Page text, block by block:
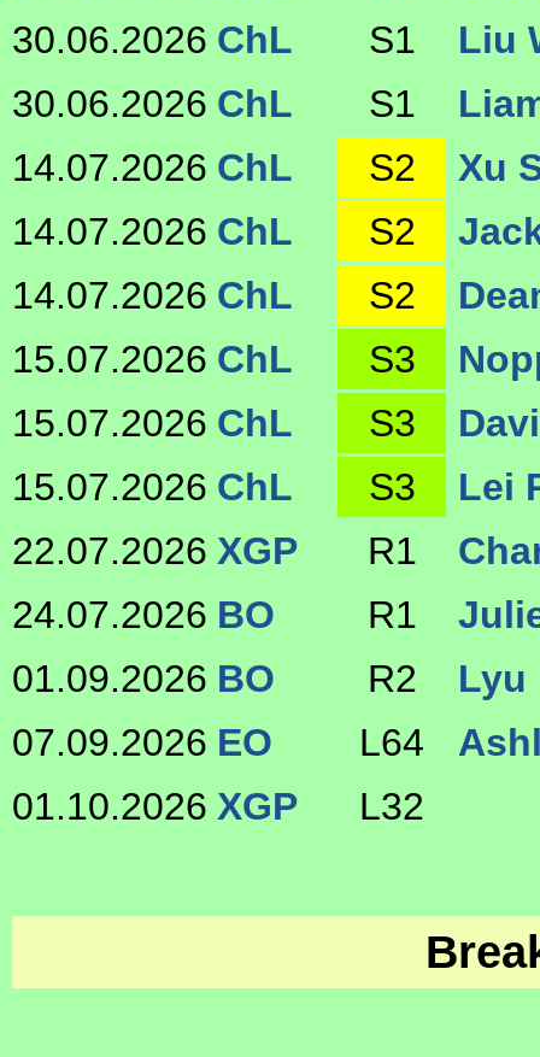
30.06.2026 ChL S1
Liu
30.06.2026 ChL S1
14.07.2026 ChL S2
Xu
14.07.2026 ChL S2
14.07.2026 ChL S2
15.07.2026 ChL S3
15.07.2026 ChL S3
15.07.2026 ChL S3
Lei
22.07.2026 XGP R1
24.07.2026 BO R1
01.09.2026 BO R2
Lyu
07.09.2026 EO L64
01.10.2026 XGP L32